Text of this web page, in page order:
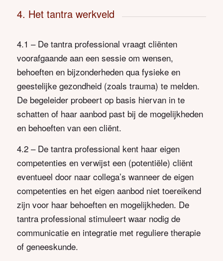
4. Het tantra werkveld
4.1 – De tantra professional vraagt cliënten
voorafgaande aan een sessie om wensen,
behoeften en bijzonderheden qua fysieke en
geestelijke gezondheid (zoals trauma) te melden.
De begeleider probeert op basis hiervan in te
schatten of haar aanbod past bij de mogelijkheden
en behoeften van een cliënt.
4.2 – De tantra professional kent haar eigen
competenties en verwijst een (potentiële) cliënt
eventueel door naar collega’s wanneer de eigen
competenties en het eigen aanbod niet toereikend
zijn voor haar behoeften en mogelijkheden. De
tantra professional stimuleert waar nodig de
communicatie en integratie met reguliere therapie
of geneeskunde.